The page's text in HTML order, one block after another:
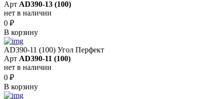
Арт AD390-13 (100)
нет в наличии
0 ₽
В корзину
AD390-11 (100) Угол Перфект
Арт AD390-11 (100)
нет в наличии
0 ₽
В корзину